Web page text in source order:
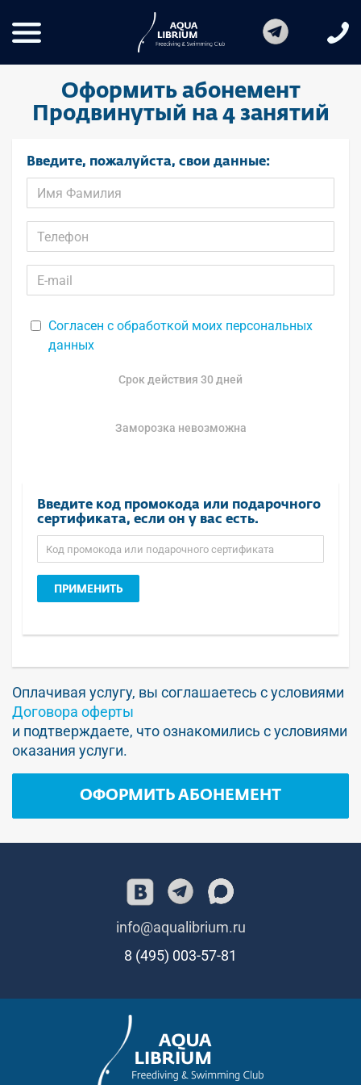
Оформить абонемент
Продвинутый на 4 занятий
Введите, пожалуйста, свои данные:
Согласен с обработкой моих персональных
данных
Срок действия 30 дней
Заморозка невозможна
Введите код промокода или подарочного
сертификата, если он у вас есть.
ПРИМЕНИТЬ
Оплачивая услугу, вы соглашаетесь с условиями
Договора оферты
и подтверждаете, что ознакомились с условиями
оказания услуги.
ОФОРМИТЬ АБОНЕМЕНТ
info@aqualibrium.ru
8 (495) 003-57-81